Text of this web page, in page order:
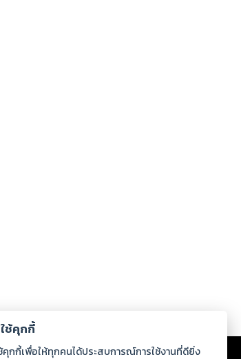
านกับเรา ดาวน์โหลด
ช้คุกกี้
ช้คุกกี้เพื่อให้ทุกคนได้ประสบการณ์การใช้งานที่ดียิ่ง